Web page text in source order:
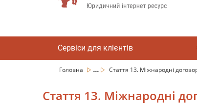
Сервіси для клієнтів
Головна ... Стаття 13. Міжнародні
Стаття 13. Міжнародні